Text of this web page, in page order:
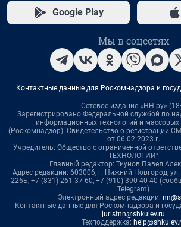
Google Play
Мы в соцсетях
Контактные данные для Роскомнадзора и
Сетевое издание «НН.ру»
Зарегистрировано Федеральной службой по
информационных технологий и
(Роскомнадзор). Свидетельство о регистрации
от 06.02.2023 г.
Учредитель: Общество с ограниченной
ТЕХНОЛОГИИ"
Главный редактор: Тиунов Павел
Адрес редакции: 603006, г. Нижний Новгород,
226Б, +7 (831) 261-37-60, +7 (910) 390-40-40
Telegram)
Электронный адрес редакции:
Контактные данные для Роскомнадзора и
juristnn@shkulev.ru
Техподдержка: